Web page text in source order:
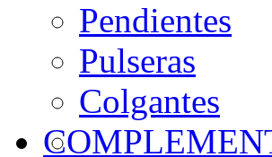
Pendientes
Pulseras
Colgantes